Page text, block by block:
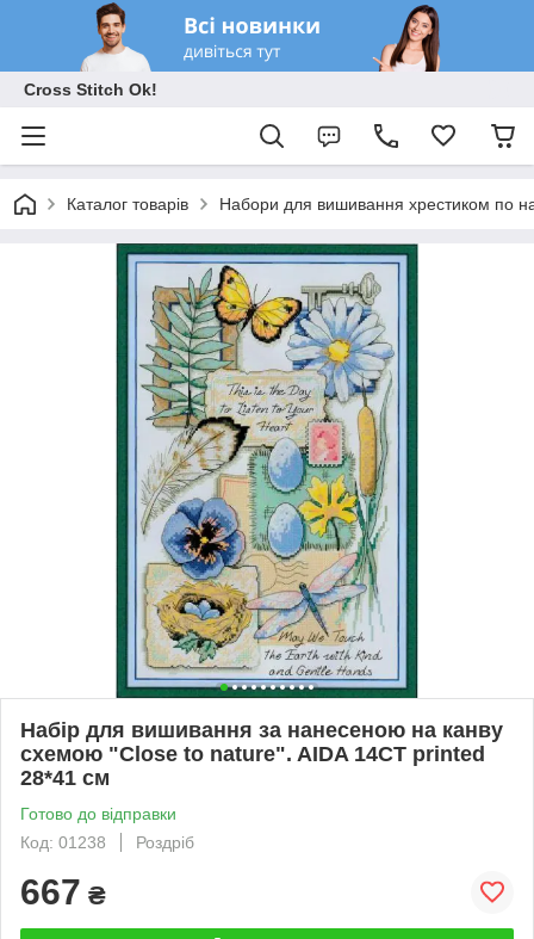
Cross Stitch Ok!
Каталог товарів Набори для вишивання хрестиком по
Набір для вишивання за нанесеною на канву
схемою "Close to nature". AIDA 14CT printed
28*41 см
Готово до відправки
Код: 01238
Роздріб
667 ₴